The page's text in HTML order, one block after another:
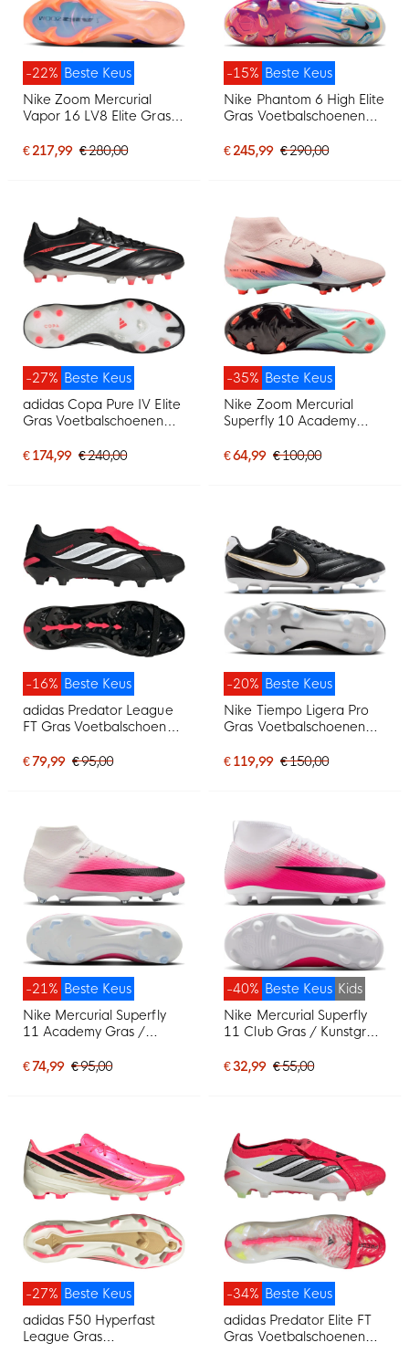
Beste Keus
-22%
Nike Zoom Mercurial
Vapor 16 LV8 Elite Gras
Zalmroze Donkerblauw
€ 217,99 € 280,00
Beste Keus
-15%
Nike Phantom 6 High Elite
Gras Voetbalschoenen
€ 245,99 € 290,00
Beste Keus
-27%
adidas Copa Pure IV Elite
Gras Voetbalschoenen
€ 174,99 € 240,00
Beste Keus
-35%
Nike Zoom Mercurial
Superfly 10 Academy
Voetbalschoenen (MG)
€ 64,99 € 100,00
Beste Keus
-16%
adidas Predator League
FT Gras Voetbalschoenen
€ 79,99 € 95,00
Beste Keus
-20%
Nike Tiempo Ligera Pro
Gras Voetbalschoenen
€ 119,99 € 150,00
Beste Keus
-21%
Nike Mercurial Superfly
11 Academy Gras /
Voetbalschoenen (MG)
€ 74,99 € 95,00
Beste Keus
-40%
Kids
Nike Mercurial Superfly
11 Club Gras / Kunstgras
Kids Felroze Wit Zwart
€ 32,99 € 55,00
Beste Keus
-27%
adidas F50 Hyperfast
League Gras
Beste Keus
-34%
adidas Predator Elite FT
Gras Voetbalschoenen